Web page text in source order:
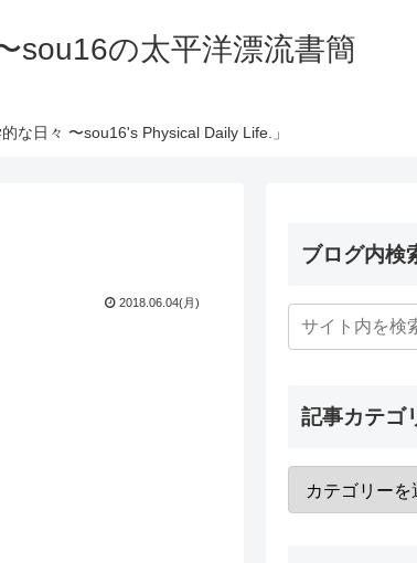
sou16の太平洋漂流書簡
な日々 〜sou16's Physical Daily Life.」
2018.06.04(月)
ブログ内検
記事カテゴ